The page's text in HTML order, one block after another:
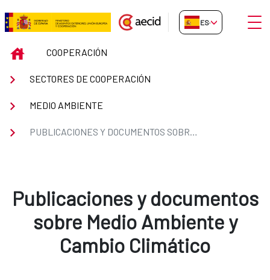
Saltar al contenido principal
Publicaciones y documentos
ES-ES Abrir
INICIOCOOPERACIÓN
SECTORES DE COOPERACIÓN
MEDIO AMBIENTE
PUBLICACIONES Y DOCUMENTOS SOBRE MEDIO AMBIENTE Y CAMBIO CLIMÁTICO
Publicaciones y documentos
sobre Medio Ambiente y
Cambio Climático